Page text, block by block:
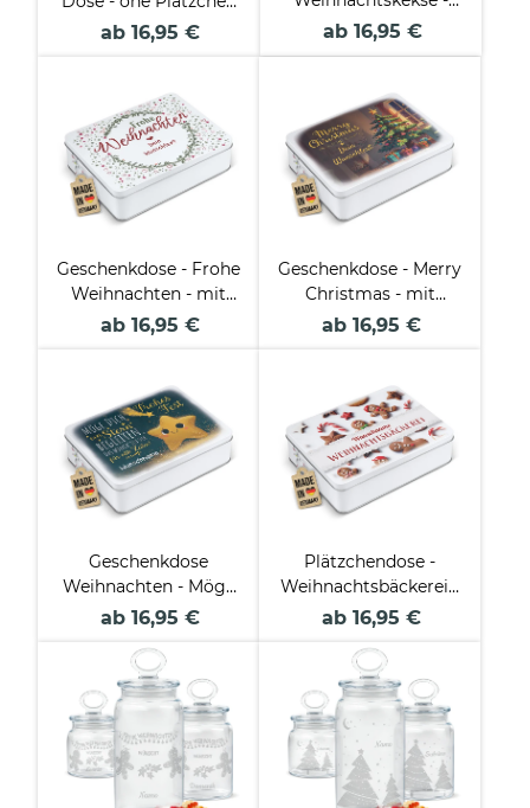
a day - in drei Größen
ab 16,95 €
Lieblingsplätzchen -
ab 16,95 €
Geschenkdose - Frohe
Weihnachten - mit
Wunschtext - in drei
ab 16,95 €
Geschenkdose - Merry
Christmas - mit
Wunschtext - in drei
ab 16,95 €
Geschenkdose
Weihnachten - Möge
Dich ein Stern
- in drei Größen
ab 16,95 €
Plätzchendose -
Weihnachtsbäckerei -
mit Name - in drei
ab 16,95 €